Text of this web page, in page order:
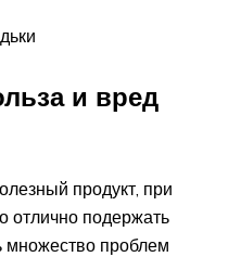
и вред
продукт, при
отлично подержать
множество проблем